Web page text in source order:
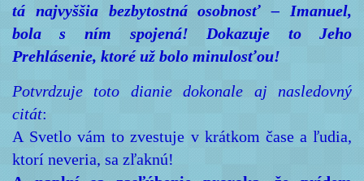
tá najvyššia bezbytostná osobnosť – Imanuel,
bola s ním spojená! Dokazuje to Jeho
Prehlásenie, ktoré už bolo minulosťou!
Potvrdzuje toto dianie dokonale aj nasledovný
citát:
A Svetlo vám to zvestuje v krátkom čase a ľudia,
ktorí neveria, sa zľaknú!